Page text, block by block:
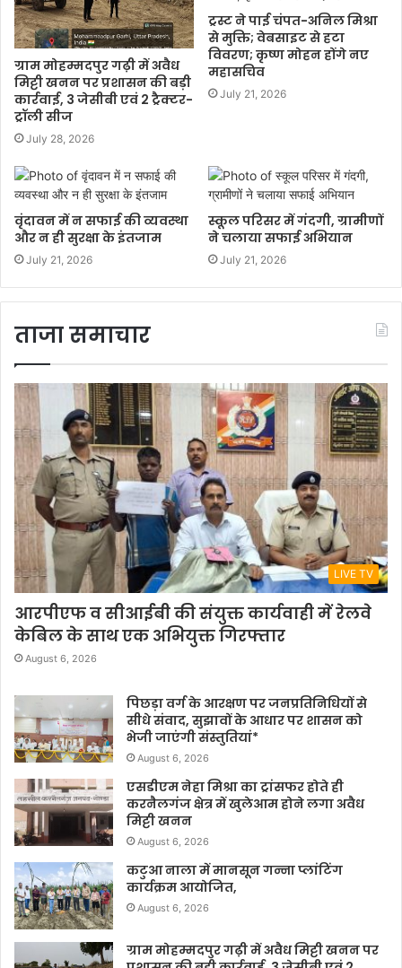
ग्राम मोहम्मदपुर गढ़ी में अवैध
मिट्टी खनन पर प्रशासन की बड़ी
कार्रवाई, 3 जेसीबी एवं 2 ट्रैक्टर-
ट्रॉली सीज
July 28, 2026
ट्रस्ट ने पाई चंपत-अनिल मिश्रा
से मुक्ति; वेबसाइट से हटा
विवरण; कृष्ण मोहन होंगे नए
महासचिव
July 21, 2026
वृंदावन में न सफाई की व्यवस्था
और न ही सुरक्षा के इंतजाम
July 21, 2026
स्कूल परिसर में गंदगी, ग्रामीणों
ने चलाया सफाई अभियान
July 21, 2026
ताजा समाचार
LIVE TV
आरपीएफ व सीआईबी की संयुक्त कार्यवाही में रेलवे
केबिल के साथ एक अभियुक्त गिरफ्तार
August 6, 2026
पिछड़ा वर्ग के आरक्षण पर जनप्रतिनिधियों से
सीधे संवाद, सुझावों के आधार पर शासन को
भेजी जाएंगी संस्तुतियां*
August 6, 2026
एसडीएम नेहा मिश्रा का ट्रांसफर होते ही
करनैलगंज क्षेत्र में खुलेआम होने लगा अवैध
मिट्टी खनन
August 6, 2026
कटुआ नाला में मानसून गन्ना प्लांटिंग
कार्यक्रम आयोजित,
August 6, 2026
ग्राम मोहम्मदपुर गढ़ी में अवैध मिट्टी खनन पर